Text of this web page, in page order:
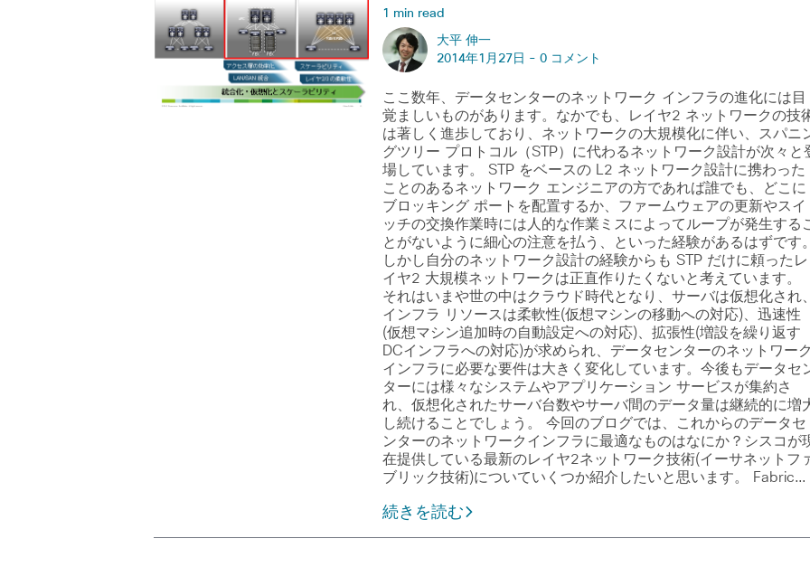
1 min read
大平 伸一
2014年1月27日 - 0 コメント
ここ数年、データセンターのネットワーク インフラの進化には目
覚ましいものがあります。なかでも、レイヤ2 ネットワークの技
は著しく進歩しており、ネットワークの大規模化に伴い、スパニ
グツリー プロトコル（STP）に代わるネットワーク設計が次々と
場しています。 STP をベースの L2 ネットワーク設計に携わった
ことのあるネットワーク エンジニアの方であれば誰でも、どこに
ブロッキング ポートを配置するか、ファームウェアの更新やスイ
ッチの交換作業時には人的な作業ミスによってループが発生する
とがないように細心の注意を払う、といった経験があるはずです
しかし自分のネットワーク設計の経験からも STP だけに頼ったレ
イヤ2 大規模ネットワークは正直作りたくないと考えています。
それはいまや世の中はクラウド時代となり、サーバは仮想化され
インフラ リソースは柔軟性(仮想マシンの移動への対応)、迅速性
(仮想マシン追加時の自動設定への対応)、拡張性(増設を繰り返す
DCインフラへの対応)が求められ、データセンターのネットワー
インフラに必要な要件は大きく変化しています。今後もデータセ
ターには様々なシステムやアプリケーション サービスが集約さ
れ、仮想化されたサーバ台数やサーバ間のデータ量は継続的に増
し続けることでしょう。 今回のブログでは、これからのデータセ
ンターのネットワークインフラに最適なものはなにか？シスコが
在提供している最新のレイヤ2ネットワーク技術(イーサネットフ
ブリック技術)についていくつか紹介したいと思います。 Fabric…
続きを読む